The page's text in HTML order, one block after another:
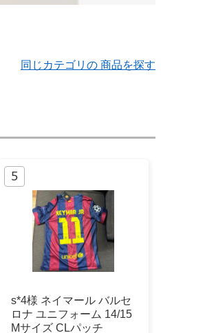
同じカテゴリの 商品を探す
s*4様 ネイマール バルセ
ロナ ユニフォーム 14/15
Mサイズ CLパッチ